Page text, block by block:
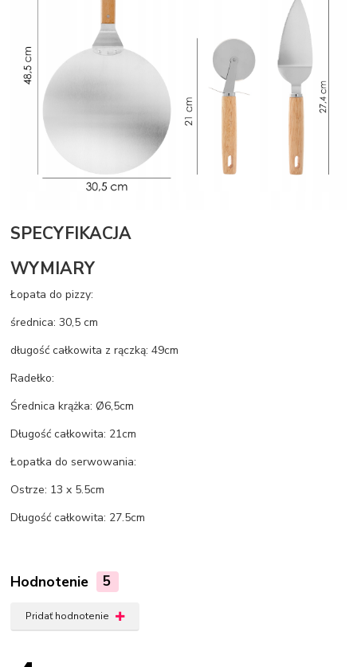
SPECYFIKACJA
WYMIARY
Łopata do pizzy:
średnica: 30,5 cm
długość całkowita z rączką: 49cm
Radełko:
Średnica krążka: Ø6,5cm
Długość całkowita: 21cm
Łopatka do serwowania:
Ostrze: 13 x 5.5cm
Długość całkowita: 27.5cm
Hodnotenie 5
Pridať hodnotenie